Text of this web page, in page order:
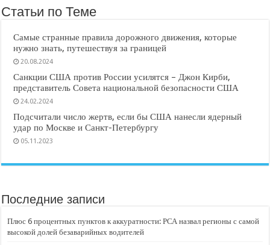
Статьи по Теме
Самые странные правила дорожного движения, которые
нужно знать, путешествуя за границей
20.08.2024
Санкции США против России усилятся – Джон Кирби,
представитель Совета национальной безопасности США
24.02.2024
Подсчитали число жертв, если бы США нанесли ядерный
удар по Москве и Санкт-Петербургу
05.11.2023
Последние записи
Плюс 6 процентных пунктов к аккуратности: РСА назвал регионы с самой
высокой долей безаварийных водителей